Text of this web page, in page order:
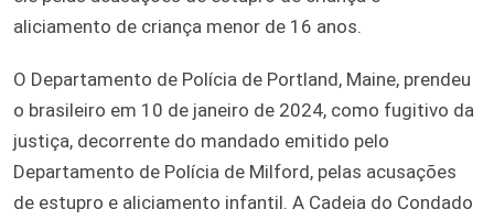
aliciamento de criança menor de 16 anos.
O Departamento de Polícia de Portland, Maine, prendeu
o brasileiro em 10 de janeiro de 2024, como fugitivo da
justiça, decorrente do mandado emitido pelo
Departamento de Polícia de Milford, pelas acusações
de estupro e aliciamento infantil. A Cadeia do Condado